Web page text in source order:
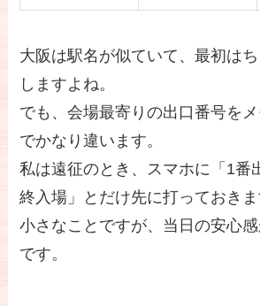
大阪は駅名が似ていて、最初は
しますよね。
でも、会場最寄りの出口番号を
でかなり違います。
私は遠征のとき、スマホに「1番
終入場」とだけ先に打っておきま
小さなことですが、当日の安心
です。